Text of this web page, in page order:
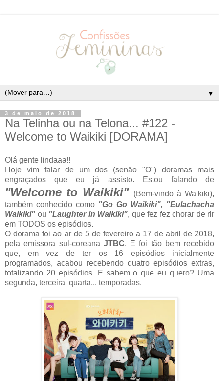
▼
3 de maio de 2018
Na Telinha ou na Telona... #122 -
Welcome to Waikiki [DORAMA]
Olá gente lindaaa!!
Hoje vim falar de um dos (senão "O") doramas mais
engraçados que eu já assisto. Estou falando de
"Welcome to Waikiki" (Bem-vindo à Waikiki),
também conhecido como "Go Go Waikiki", "Eulachacha
Waikiki" ou "Laughter in Waikiki", que fez fez chorar de rir
em TODOS os episódios.
O dorama foi ao ar de 5 de fevereiro a 17 de abril de 2018,
pela emissora sul-coreana JTBC. E foi tão bem recebido
que, em vez de ter os 16 episódios inicialmente
programados, acabou recebendo quatro episódios extras,
totalizando 20 episódios. E sabem o que eu quero? Uma
segunda, terceira, quarta... temporadas.